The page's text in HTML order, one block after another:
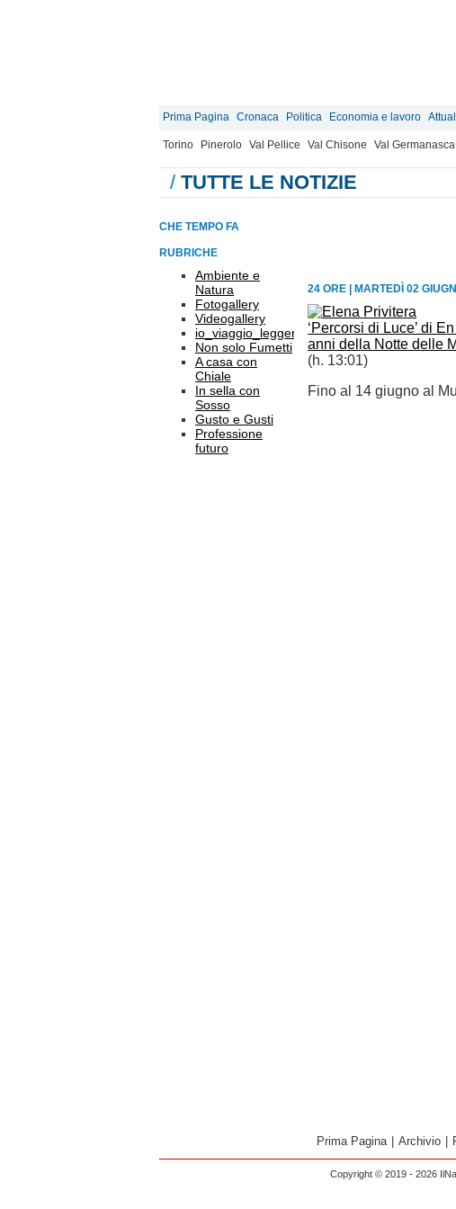
Prima Pagina Cronaca Politica Economia e lavoro
Torino Pinerolo Val Pellice Val Chisone Val Germanasca
/ TUTTE LE NOTIZIE
CHE TEMPO FA
RUBRICHE
Ambiente e
Natura
Fotogallery
Videogallery
io_viaggio_leggero
Non solo Fumetti
A casa con
Chiale
In sella con
Sosso
Gusto e Gusti
Professione
futuro
24 ORE MARTEDÌ 02
‘Percorsi di Luce’ di
anni della Notte delle
(h. 13:01)
Fino al 14 giugno al
Prima Pagina Archivio
Copyright © 2019 - 2026